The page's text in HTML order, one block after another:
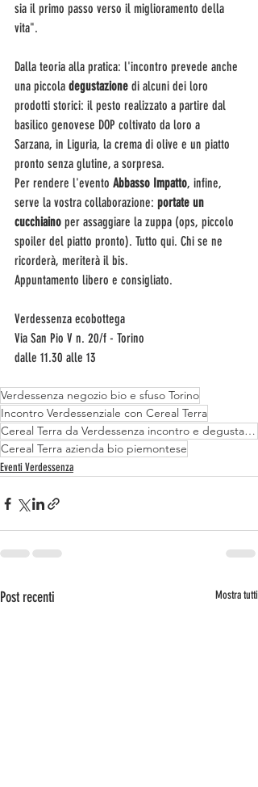
sia il primo passo verso il miglioramento della
vita".
Dalla teoria alla pratica: l'incontro prevede anche
una piccola degustazione di alcuni dei loro
prodotti storici: il pesto realizzato a partire dal
basilico genovese DOP coltivato da loro a
Sarzana, in Liguria, la crema di olive e un piatto
pronto senza glutine, a sorpresa.
Per rendere l'evento Abbasso Impatto, infine,
serve la vostra collaborazione: portate un
cucchiaino per assaggiare la zuppa (ops, piccolo
spoiler del piatto pronto). Tutto qui. Chi se ne
ricorderà, meriterà il bis.
Appuntamento libero e consigliato.
Verdessenza ecobottega
Via San Pio V n. 20/f - Torino
dalle 11.30 alle 13
Verdessenza negozio bio e sfuso Torino
Incontro Verdessenziale con Cereal Terra
Cereal Terra da Verdessenza incontro e degustazione
Cereal Terra azienda bio piemontese
Eventi Verdessenza
Post recenti Mostra tutti